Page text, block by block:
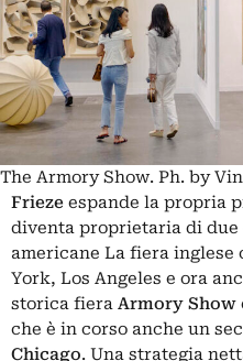
The Armory Show. Ph. by
Frieze espande la propria
diventa proprietaria di
americane La fiera inglese
York, Los Angeles e ora
storica fiera Armory Show
che è in corso anche un
Chicago. Una strategia